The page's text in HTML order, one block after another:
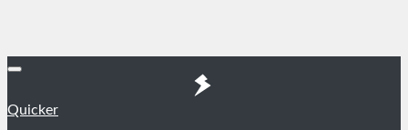
Quicker